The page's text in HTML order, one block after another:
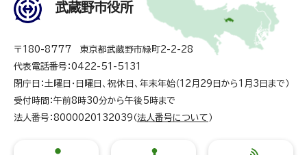
武蔵野市役所
〒180-8777 東京都武蔵野市緑町2-2-28
代表電話番号：0422-51-5131
閉庁日：土曜日・日曜日、祝休日、年末年始（12月29日から1月3日まで）
受付時間：午前8時30分から午後5時まで
法人番号：8000020132039（ 法人番号について ）